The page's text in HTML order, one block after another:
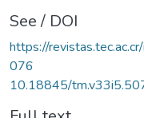
See / DOI
https://
076
10.18845/